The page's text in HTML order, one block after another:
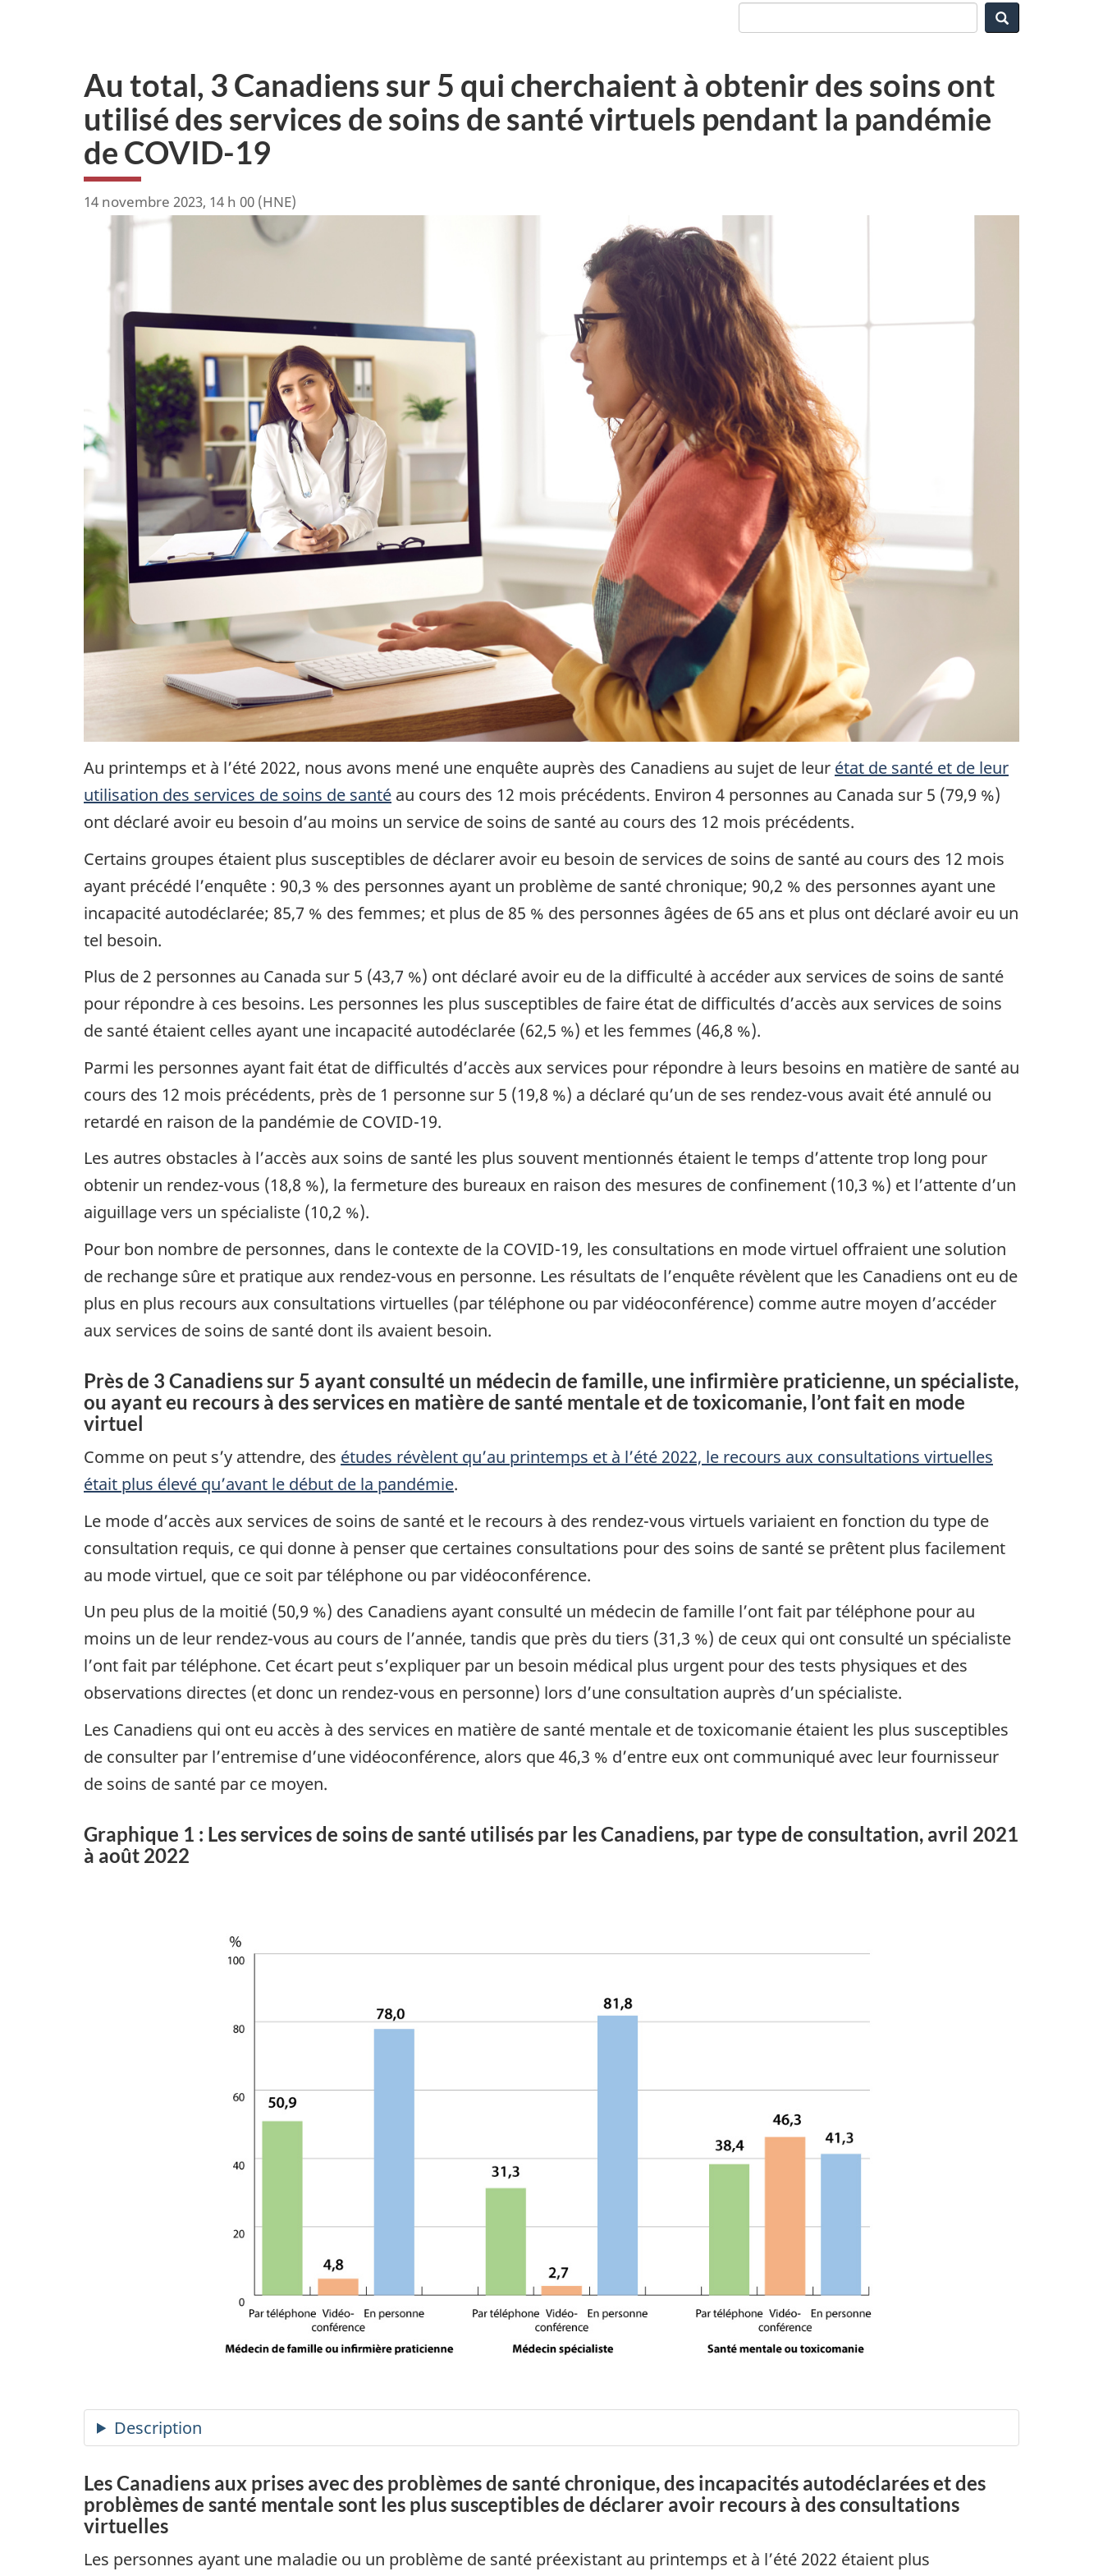
Au total, 3 Canadiens sur 5 qui cherchaient à obtenir des soins ont
utilisé des services de soins de santé virtuels pendant la pandémie
de COVID-19
14 novembre 2023, 14 h 00 (HNE)
Au printemps et à l’été 2022, nous avons mené une enquête auprès des Canadiens au sujet de leur état de santé et de leur
utilisation des services de soins de santé au cours des 12 mois précédents. Environ 4 personnes au Canada sur 5 (79,9 %)
ont déclaré avoir eu besoin d’au moins un service de soins de santé au cours des 12 mois précédents.
Certains groupes étaient plus susceptibles de déclarer avoir eu besoin de services de soins de santé au cours des 12 mois
ayant précédé l’enquête : 90,3 % des personnes ayant un problème de santé chronique; 90,2 % des personnes ayant une
incapacité autodéclarée; 85,7 % des femmes; et plus de 85 % des personnes âgées de 65 ans et plus ont déclaré avoir eu un
tel besoin.
Plus de 2 personnes au Canada sur 5 (43,7 %) ont déclaré avoir eu de la difficulté à accéder aux services de soins de santé
pour répondre à ces besoins. Les personnes les plus susceptibles de faire état de difficultés d’accès aux services de soins
de santé étaient celles ayant une incapacité autodéclarée (62,5 %) et les femmes (46,8 %).
Parmi les personnes ayant fait état de difficultés d’accès aux services pour répondre à leurs besoins en matière de santé au
cours des 12 mois précédents, près de 1 personne sur 5 (19,8 %) a déclaré qu’un de ses rendez-vous avait été annulé ou
retardé en raison de la pandémie de COVID-19.
Les autres obstacles à l’accès aux soins de santé les plus souvent mentionnés étaient le temps d’attente trop long pour
obtenir un rendez-vous (18,8 %), la fermeture des bureaux en raison des mesures de confinement (10,3 %) et l’attente d’un
aiguillage vers un spécialiste (10,2 %).
Pour bon nombre de personnes, dans le contexte de la COVID-19, les consultations en mode virtuel offraient une solution
de rechange sûre et pratique aux rendez-vous en personne. Les résultats de l’enquête révèlent que les Canadiens ont eu de
plus en plus recours aux consultations virtuelles (par téléphone ou par vidéoconférence) comme autre moyen d’accéder
aux services de soins de santé dont ils avaient besoin.
Près de 3 Canadiens sur 5 ayant consulté un médecin de famille, une infirmière praticienne, un spécialiste,
ou ayant eu recours à des services en matière de santé mentale et de toxicomanie, l’ont fait en mode
virtuel
Comme on peut s’y attendre, des études révèlent qu’au printemps et à l’été 2022, le recours aux consultations virtuelles
était plus élevé qu’avant le début de la pandémie.
Le mode d’accès aux services de soins de santé et le recours à des rendez-vous virtuels variaient en fonction du type de
consultation requis, ce qui donne à penser que certaines consultations pour des soins de santé se prêtent plus facilement
au mode virtuel, que ce soit par téléphone ou par vidéoconférence.
Un peu plus de la moitié (50,9 %) des Canadiens ayant consulté un médecin de famille l’ont fait par téléphone pour au
moins un de leur rendez-vous au cours de l’année, tandis que près du tiers (31,3 %) de ceux qui ont consulté un spécialiste
l’ont fait par téléphone. Cet écart peut s’expliquer par un besoin médical plus urgent pour des tests physiques et des
observations directes (et donc un rendez-vous en personne) lors d’une consultation auprès d’un spécialiste.
Les Canadiens qui ont eu accès à des services en matière de santé mentale et de toxicomanie étaient les plus susceptibles
de consulter par l’entremise d’une vidéoconférence, alors que 46,3 % d’entre eux ont communiqué avec leur fournisseur
de soins de santé par ce moyen.
Graphique 1 : Les services de soins de santé utilisés par les Canadiens, par type de consultation, avril 2021
à août 2022
Les Canadiens aux prises avec des problèmes de santé chronique, des incapacités autodéclarées et des
problèmes de santé mentale sont les plus susceptibles de déclarer avoir recours à des consultations
virtuelles
Les personnes ayant une maladie ou un problème de santé préexistant au printemps et à l’été 2022 étaient plus